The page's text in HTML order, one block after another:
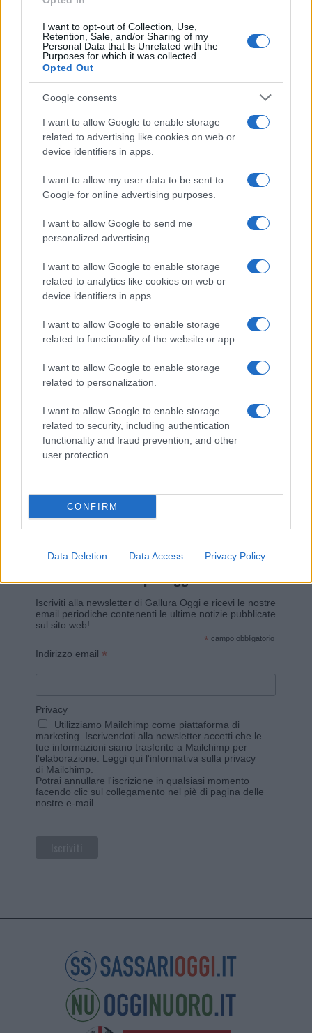
I want to opt-out of Collection, Use,
Retention, Sale, and/or Sharing of my
Personal Data that Is Unrelated with the
Purposes for which it was collected.
Opted Out
Google consents
I want to allow Google to enable storage
related to advertising like cookies on web or
device identifiers in apps.
I want to allow my user data to be sent to
Google for online advertising purposes.
I want to allow Google to send me
personalized advertising.
I want to allow Google to enable storage
related to analytics like cookies on web or
device identifiers in apps.
I want to allow Google to enable storage
related to functionality of the website or app.
I want to allow Google to enable storage
related to personalization.
I want to allow Google to enable storage
related to security, including authentication
functionality and fraud prevention, and other
user protection.
CONFIRM
Data Deletion Data Access Privacy Policy
Mario Malu
Paolo Pinna
Martina Agostina Diturco
I nostri cari
I nostri cari
I nostri cari
Giovannimaria Cabras
Vuoi rimanere sempre aggiornato?
Iscriviti alla newsletter di Gallura Oggi e ricevi le nostre
email periodiche contenenti le ultime notizie pubblicate
sul sito web!
* campo obbligatorio
Indirizzo email *
Privacy
Utilizziamo Mailchimp come piattaforma di
marketing. Iscrivendoti alla newsletter accetti che le
tue informazioni siano trasferite a Mailchimp per
l'elaborazione. Leggi qui l'informativa sulla privacy
di Mailchimp
Potrai annullare l'iscrizione in qualsiasi momento
facendo clic sul collegamento nel piè di pagina delle
nostre e-mail.